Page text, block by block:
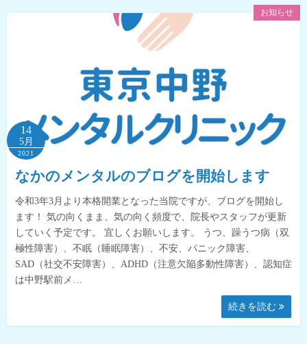
お知らせ
14
5月
2021
なかのメンタルのブログを開始します
令和3年3月より本格開業となった当院ですが、ブログを開始し
ます！ 気の向くまま、気の向く頻度で、院長やスタッフが更新
していく予定です。 宜しくお願いします。 うつ、躁うつ病（双
極性障害）、不眠（睡眠障害）、不安、パニック障害、
SAD（社交不安障害）、ADHD（注意欠陥多動性障害）、認知症
は中野駅前メ…
続きを読む